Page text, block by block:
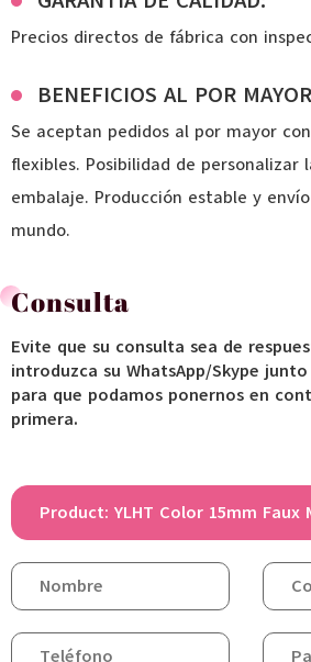
Precios directos de fábrica con
BENEFICIOS AL POR
Se aceptan pedidos al por mayor
flexibles. Posibilidad de personalizar
embalaje. Producción estable y
mundo.
Consulta
Evite que su consulta sea de
introduzca su WhatsApp/Skype
para que podamos ponernos en
primera.